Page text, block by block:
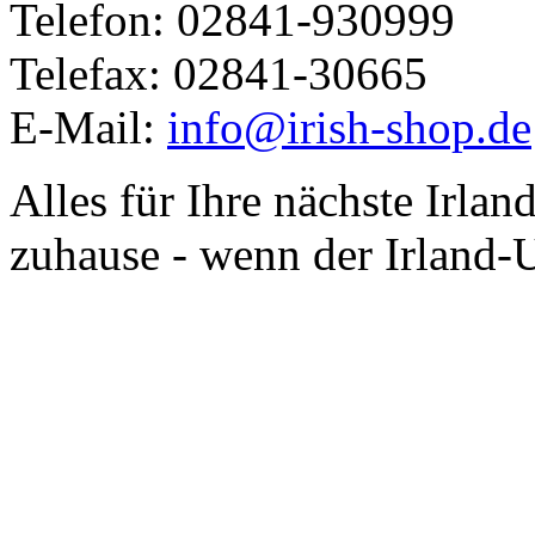
Telefon: 02841-930999
Telefax: 02841-30665
E-Mail: info@irish-shop.de
Alles für Ihre nächste
zuhause - wenn der